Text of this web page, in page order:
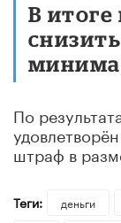
В
По
штраф в
Теги: деньги